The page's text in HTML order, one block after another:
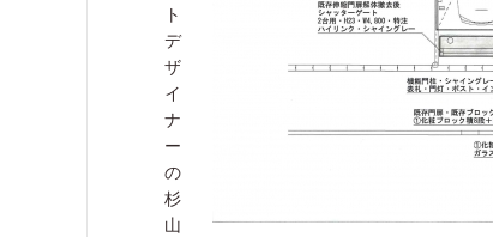
ト
デ
ザ
イ
ナ
ー
の
杉
山